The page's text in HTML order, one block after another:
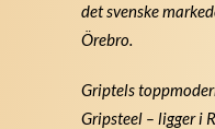
det svenske
Örebro.
Griptels
Gripsteel – ligger i